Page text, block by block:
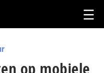
op mobiele